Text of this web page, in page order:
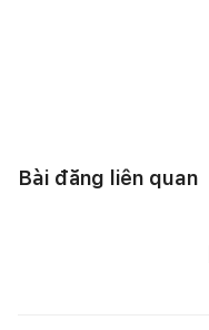
Bài đăng liên quan